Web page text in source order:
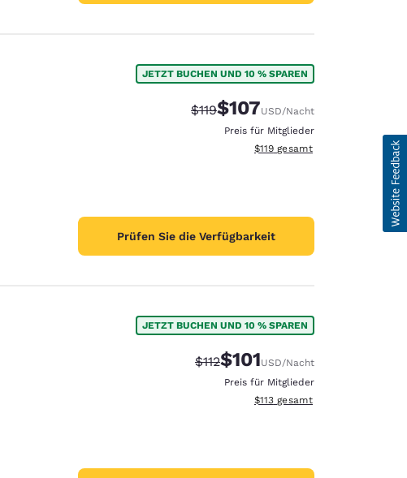
JETZT BUCHEN UND 10 % SPAREN
Durchgestrichener Preis:
$119Vergünstigter Preis:
$107USD/Nacht
Preis für Mitglieder
Geschätzte Gesamtdetails
$119 gesamt
Prüfen Sie die Verfügbarkeit
JETZT BUCHEN UND 10 % SPAREN
Durchgestrichener Preis:
$112Vergünstigter Preis:
$101USD/Nacht
Preis für Mitglieder
Geschätzte Gesamtdetails
$113 gesamt